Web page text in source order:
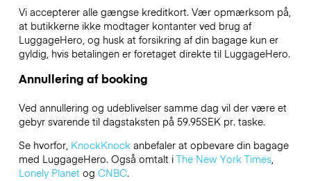
Vi accepterer alle gængse kreditkort. Vær opmærksom på,
at butikkerne ikke modtager kontanter ved brug af
LuggageHero, og husk at forsikring af din bagage kun er
gyldig, hvis betalingen er foretaget direkte til LuggageHero.
Annullering af booking
Ved annullering og udeblivelser samme dag vil der være et
gebyr svarende til dagstaksten på 59.95SEK pr. taske.
Se hvorfor, KnockKnockanbefaler at opbevare din bagage
med LuggageHero. Også omtalt i The New York Times,
Lonely Planetog CNBC.